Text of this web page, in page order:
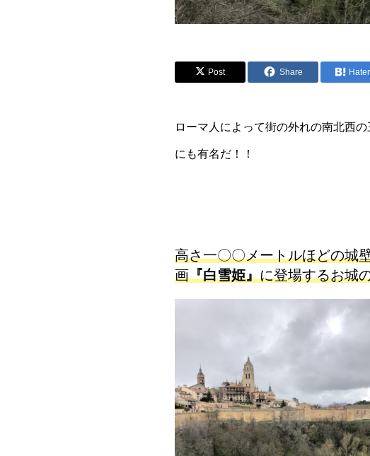
Post Share
ローマ人によって街の外れの南北西
にも有名だ！！
高さ一〇〇メートルほどの城
画『白雪姫』に登場するお城